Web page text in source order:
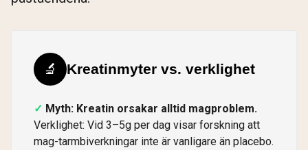
🔬 Kreatinmyter vs. verklighet
Myth: Kreatin orsakar alltid magproblem.
Verklighet: Vid 3–5g per dag visar forskning att
mag-tarmbiverkningar inte är vanligare än placebo.